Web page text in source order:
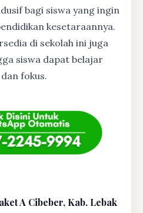
bagi siswa yang ingin
kesetaraannya.
di sekolah ini juga
siswa dapat belajar
fokus.
A Cibeber, Kab. Lebak